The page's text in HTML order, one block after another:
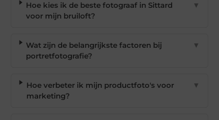
Hoe kies ik de beste fotograaf in Sittard
voor mijn bruiloft?
▼
Wat zijn de belangrijkste factoren bij
portretfotografie?
▼
Hoe verbeter ik mijn productfoto's voor
marketing?
▼